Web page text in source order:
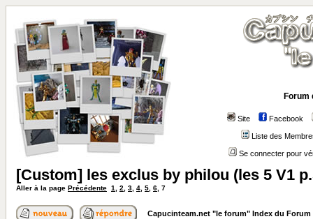
Forum
Site Facebook
Liste des
Se connecter pour
[Custom] les exclus by philou (les 5 V1
Aller à la page Précédente 1 2 3 4 5 6 7
Capucinteam.net "le forum" Index du Forum